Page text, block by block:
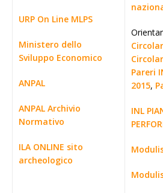
URP On Line MLPS
Ministero dello
Sviluppo Economico
ANPAL
ANPAL Archivio
Normativo
ILA ONLINE sito
archeologico
Pareri
2015,
INL